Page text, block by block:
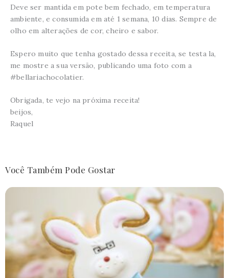
Deve ser mantida em pote bem fechado, em temperatura
ambiente, e consumida em até 1 semana, 10 dias. Sempre de
olho em alterações de cor, cheiro e sabor.
Espero muito que tenha gostado dessa receita, se testa la,
me mostre a sua versão, publicando uma foto com a
#bellariachocolatier.
Obrigada, te vejo na próxima receita!
beijos,
Raquel
Você Também Pode Gostar